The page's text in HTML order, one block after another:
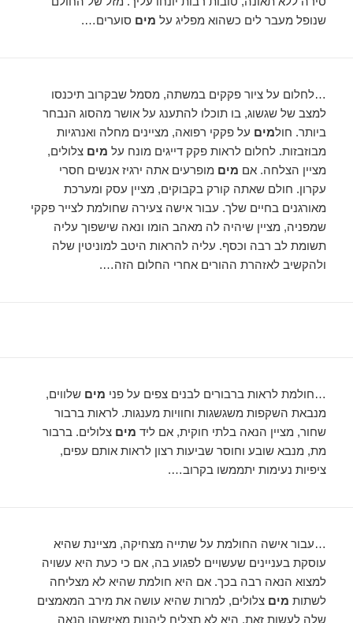
שנופל מעבר לים כשהוא מפליג על מים סוערים….
…לחלום על ציור פקקים במשתה, מסמל שבקרוב תיכנסו
למצב של שגשוג, בו תוכלו להתענג על אושר מהסוג הנבחר
ביותר. חולמים על פקקי רפואה, מציינים מחלה ואנרגיות
מבוזבזות. לחלום לראות פקק דייגים מונח על מים צלולים,
מציין הצלחה. אם מים מופרעים אתה ירגיז אנשים חסרי
עקרון. חולם שאתה קורק בקבוקים, מציין עסק ומערכת
מאורגנים בחיים שלך. עבור אישה צעירה שחולמת לצייר פקקי
שמפניה, מציין שיהיה לה מאהב הומו ונאה שישפוך עליה
תשומת לב רבה וכסף. עליה להראות היטב למוניטין שלה
ולהקשיב לאזהרת ההורים אחרי החלום הזה….
…חולמת לראות ברבורים לבנים צפים על פני מים שלווים,
מנבאת השקפות משגשגות וחוויות מענגות. לראות ברבור
שחור, מציין הנאה בלתי חוקית, אם ליד מים צלולים. ברבור
מת, מנבא שובע וחוסר שביעות רצון לראות אותם עפים,
ציפיות נעימות יתממשו בקרוב….
…עבור אישה החולמת על שתייה מצחיקה, מציינת שהיא
עוסקת בעניינים שעשויים לפגוע בה, אם כי כעת היא עשויה
למצוא הנאה רבה בכך. אם היא חולמת שהיא לא מצליחה
לשתות מים צלולים, למרות שהיא עושה את מירב המאמצים
שלה לעשות זאת, היא לא תצליח ליהנות מאיזשהו הנאה